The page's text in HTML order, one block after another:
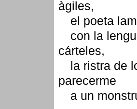
àgiles,
el poeta
con la
cárteles,
la ristra de
parecerme
a un